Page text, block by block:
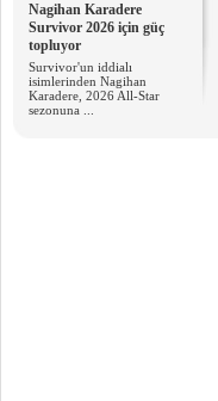
Nagihan Karadere
Survivor 2026 için güç
topluyor
Survivor'un iddialı
isimlerinden Nagihan
Karadere, 2026 All-Star
sezonuna ...